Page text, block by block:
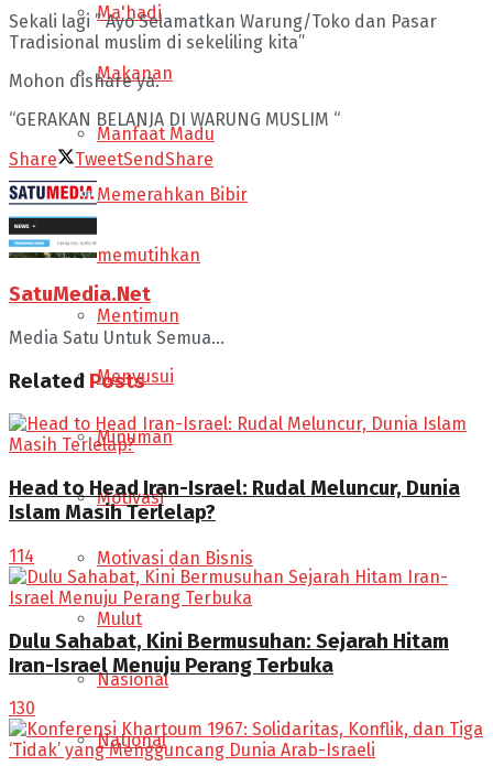
Ma'hadi
Makanan
Manfaat Madu
Memerahkan Bibir
memutihkan
Mentimun
Menyusui
Minuman
Motivasi
Motivasi dan Bisnis
Mulut
Nasional
National
Sekali lagi ” Ayo Selamatkan Warung/Toko dan Pasar
Tradisional muslim di sekeliling kita”
Mohon dishare ya.
“GERAKAN BELANJA DI WARUNG MUSLIM “
Share
TweetSendShare
SatuMedia.Net
Media Satu Untuk Semua...
Related Posts
Head to Head Iran-Israel: Rudal Meluncur, Dunia
Islam Masih Terlelap?
114
Dulu Sahabat, Kini Bermusuhan: Sejarah Hitam
Iran-Israel Menuju Perang Terbuka
130